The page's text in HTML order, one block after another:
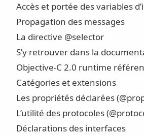
Accès et portée des variables
Propagation des messages
La directive @selector
S’y retrouver dans la
Objective-C 2.0 runtime
Catégories et extensions
Les propriétés déclarées
L’utilité des protocoles
Déclarations des interfaces